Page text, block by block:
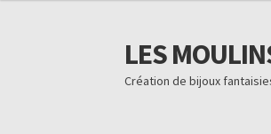
Aller
à
la
Aller
au
contenu
LES
Création de bijoux